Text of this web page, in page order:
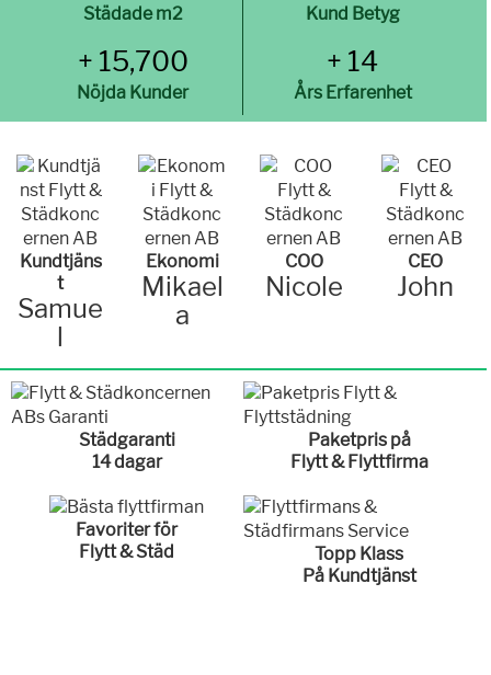
Städade m2
+ 15,700
Nöjda Kunder
Kund Betyg
+ 14
Års Erfarenhet
Kundtjäns
t
Samue
l
Ekonomi
Mikael
a
COO
Nicole
CEO
John
Städgaranti
14 dagar
Paketpris på
Flytt & Flyttfirma
Favoriter för
Flytt & Städ
Topp Klass
På Kundtjänst